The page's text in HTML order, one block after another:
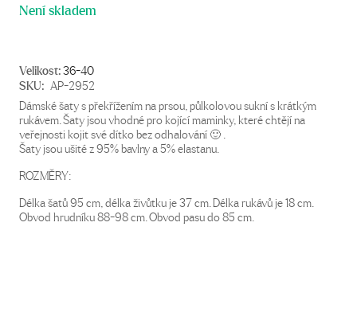
Není skladem
Velikost:36-40
SKU: AP-2952
Dámské šaty s překřížením na prsou, půlkolovou sukní s krátkým
rukávem. Šaty jsou vhodné pro kojící maminky, které chtějí na
veřejnosti kojit své dítko bez odhalování 🙂 .
Šaty jsou ušité z 95% bavlny a 5% elastanu.
ROZMĚRY:
Délka šatů 95 cm, délka živůtku je 37 cm. Délka rukávů je 18 cm.
Obvod hrudníku 88-98 cm. Obvod pasu do 85 cm.